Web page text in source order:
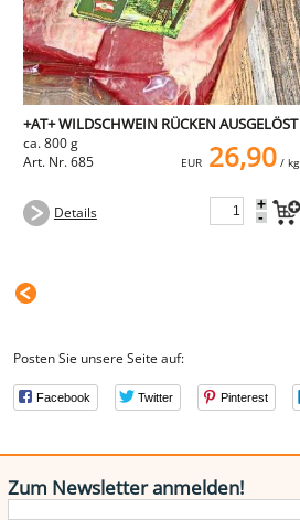
+AT+ WILDSCHWEIN RÜCKEN AUSGELÖST
ca. 800 g
Art. Nr. 685
EUR 26,90/ kg
Details +
-
Posten Sie unsere Seite auf:
Facebook Twitter Pinterest
Zum Newsletter anmelden!